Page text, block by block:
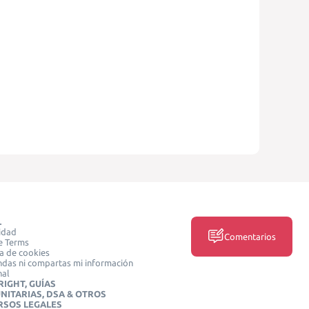
Terms
de cookies
ni compartas mi información
GUÍAS
DSA & OTROS
LEGALES
Comentarios